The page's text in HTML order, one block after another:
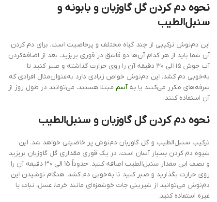
نحوه دم کردن گل گاوزبان و بابونه و
سنبل‌الطیب
این دم‌نوش ترکیبی از چند گیاه مختلف و پرخاصیت است. برای دم کردن
آن شما باید از هر کدام آن‌ها دو قاشق در قوری بریزید. بعد از اضافه‌کردن
آب جوش ۱۵ الی ۳۰ دقیقه آن را روی حرارت گذاشته و صبر کنید تا
به‌خوبی دم کشد. این دم‌نوش خواص زیادی دارد به‌عنوان‌مثال افرادی که
سرفه‌های مکرر می‌کنند یا بهآسم مبتلا هستند، می‌توانند در طول روز از
آن استفاده کنند.
نحوه دم کردن گل گاوزبان و سنبل‌الطیب
ترکیب سنبل‌الطیب و گل گاوزبان دم‌نوش پر خاصیتی خواهد شد. این
شیوه دم کردن بسیار آسان است. در یک قوری مقداری گل گاوزبان بریزید
و نصف این مقدار سنبل‌الطیب اضافه کنید. حدوداً ۱۵ الی ۳۰ دقیقه آن را
روی حرارت بگذارید و صبر کنید تا به‌خوبی دم کشد. هنگام نوشیدن این
دم‌نوش می‌توانید از شیرینی جات خوشمزه‌ای مانند خرما، عسل، نبات یا
غیره استفاده کنید.